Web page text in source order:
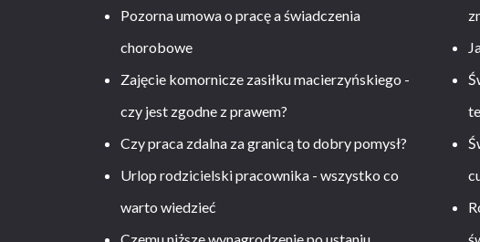
Pozorna umowa o pracę a świadczenia
chorobowe
Zajęcie komornicze zasiłku macierzyńskiego -
czy jest zgodne z prawem?
Czy praca zdalna za granicą to dobry pomysł?
Urlop rodzicielski pracownika - wszystko co
warto wiedzieć